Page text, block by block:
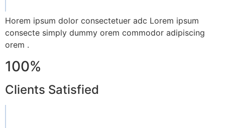
Horem ipsum dolor consectetuer adc Lorem ipsum
consecte simply dummy orem commodor adipiscing
orem .
100%
Clients Satisfied